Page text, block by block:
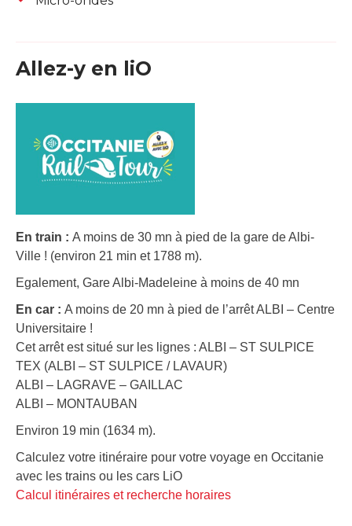
Allez-y en liO
En train : A moins de 30 mn à pied de la gare de Albi-
Ville ! (environ 21 min et 1788 m).
Egalement, Gare Albi-Madeleine à moins de 40 mn
En car : A moins de 20 mn à pied de l’arrêt ALBI – Centre
Universitaire !
Cet arrêt est situé sur les lignes : ALBI – ST SULPICE
TEX (ALBI – ST SULPICE / LAVAUR)
ALBI – LAGRAVE – GAILLAC
ALBI – MONTAUBAN
Environ 19 min (1634 m).
Calculez votre itinéraire pour votre voyage en Occitanie
avec les trains ou les cars LiO
Calcul itinéraires et recherche horaires